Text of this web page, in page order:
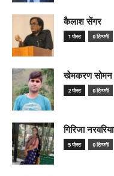
कैलाश सेंगर
1 पोस्ट 0 टिप्पणी
खेमकरण सोमन
2 पोस्ट 0 टिप्पणी
गिरिजा नरवरिया
5 पोस्ट 0 टिप्पणी